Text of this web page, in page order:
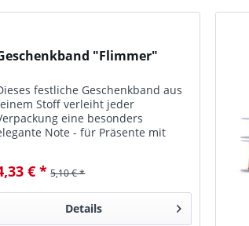
"Flimmer"
festliche Geschenk­band aus
Stoff verleiht jeder
eine beson­ders
Note - für Präsente mit
€ * 5,10 € *
Details